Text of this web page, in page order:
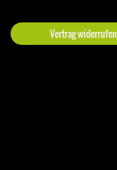
Vertrag widerrufen